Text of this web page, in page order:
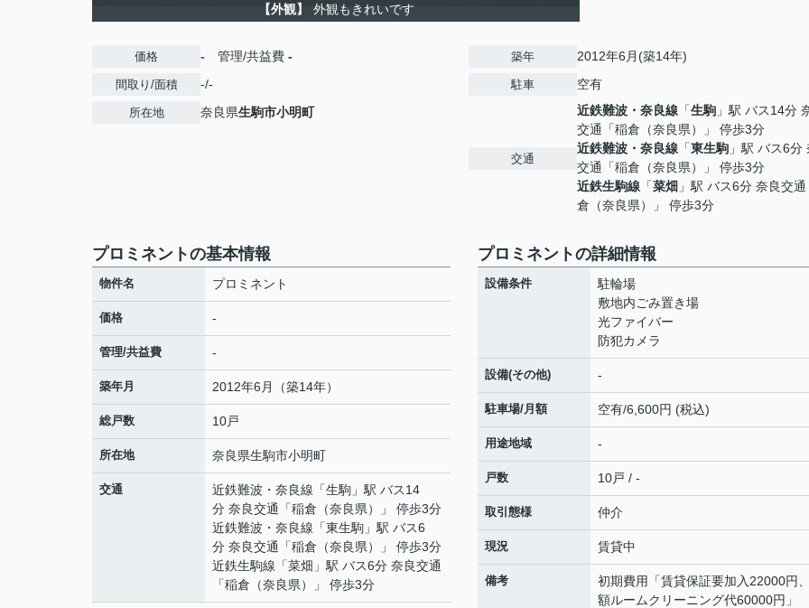
【外観】 外観もきれいです
価格 - 管理/共益費 -
間取り/面積 -/-
所在地 奈良県生駒市小明町
築年 2012年6月(築14年)
駐車 空有
交通
近鉄難波・奈良線 「生駒 」駅 バス14分
交通「稲倉（奈良県）」 停歩3分
近鉄難波・奈良線 「東生駒 」駅 バス6分
交通「稲倉（奈良県）」 停歩3分
近鉄生駒線 「菜畑 」駅 バス6分 奈良交
倉（奈良県）」 停歩3分
プロミネントの基本情報
物件名 プロミネント
価格 -
管理/共益費 -
築年月 2012年6月（築14年）
総戸数 10戸
所在地 奈良県生駒市小明町
交通 近鉄難波・奈良線 「生駒 」駅 バス14
分 奈良交通「稲倉（奈良県）」 停歩3分
近鉄難波・奈良線 「東生駒 」駅 バス6
分 奈良交通「稲倉（奈良県）」 停歩3分
近鉄生駒線 「菜畑 」駅 バス6分 奈良交通
「稲倉（奈良県）」 停歩3分
プロミネントの詳細情報
設備条件
駐輪場
敷地内ごみ置き場
光ファイバー
防犯カメラ
設備(その他) -
駐車場/月額 空有/6,600円 (税込)
用途地域 -
戸数 10戸 / -
取引態様 仲介
現況 賃貸中
備考
初期費用「賃貸保証要加入22000円
額ルームクリーニング代60000円」